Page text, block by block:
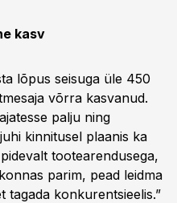
kasv
lõpus seisuga üle 450
võrra kasvanud.
palju ning
kinnitusel plaanis ka
tootearendusega,
parim, pead leidma
tagada konkurentsieelis.”